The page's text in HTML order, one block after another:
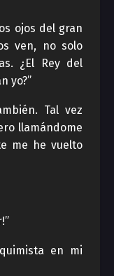
ojos del gran
ven, no solo
¿El Rey del
yo?”
Tal vez
llamándome
me he vuelto
en mi